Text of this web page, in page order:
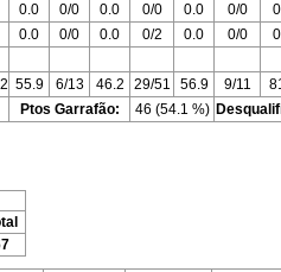
0.0 0/0 0.0 0/0 0.0 0/0
0.0 0/0 0.0 0/2 0.0 0/0
55.9 6/13 46.2 29/51 56.9 9/11
Ptos Garrafão: 46 (54.1 %)